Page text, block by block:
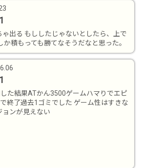
1
出る もししたじゃないとしたら、上で
積もっても勝てなそうだなと思った。
1
た結果ATかん3500ゲームハマりでエピ
終了過去1ゴミでした ゲーム性はすきな
ョンが見えない